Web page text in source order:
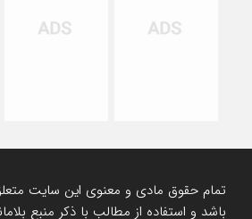
تمام حقوق مادی و معنوی این سایت
باشد و استفاده از مطالب با ذکر منبع